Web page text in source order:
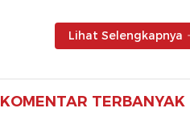
Lihat Selengkapnya
KOMENTAR TERBANYAK